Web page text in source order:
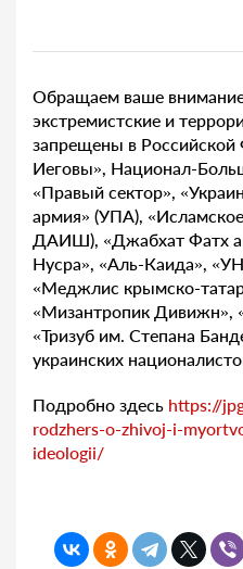
Обращаем ваше
экстремистские и
запрещены в
Иеговы», Национал-
«Правый сектор»,
армия» (УПА),
ДАИШ), «Джабхат Фатх
Нусра», «Аль-Каида»,
«Меджлис крымско-
«Мизантропик Дивижн»,
«Тризуб им. Степана
украинских
Подробно здесь https://
rodzhers-o-zhivoj-i-
ideologii/